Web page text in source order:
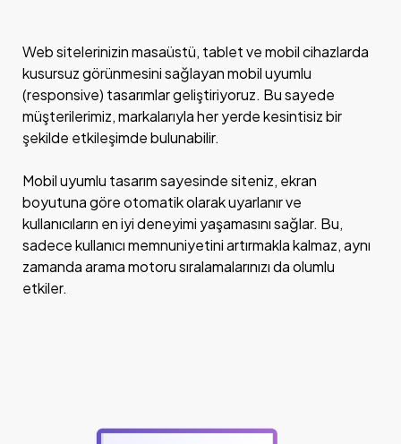
Web sitelerinizin masaüstü, tablet ve mobil cihazlarda
kusursuz görünmesini sağlayan mobil uyumlu
(responsive) tasarımlar geliştiriyoruz. Bu sayede
müşterilerimiz, markalarıyla her yerde kesintisiz bir
şekilde etkileşimde bulunabilir.
Mobil uyumlu tasarım sayesinde siteniz, ekran
boyutuna göre otomatik olarak uyarlanır ve
kullanıcıların en iyi deneyimi yaşamasını sağlar. Bu,
sadece kullanıcı memnuniyetini artırmakla kalmaz, aynı
zamanda arama motoru sıralamalarınızı da olumlu
etkiler.